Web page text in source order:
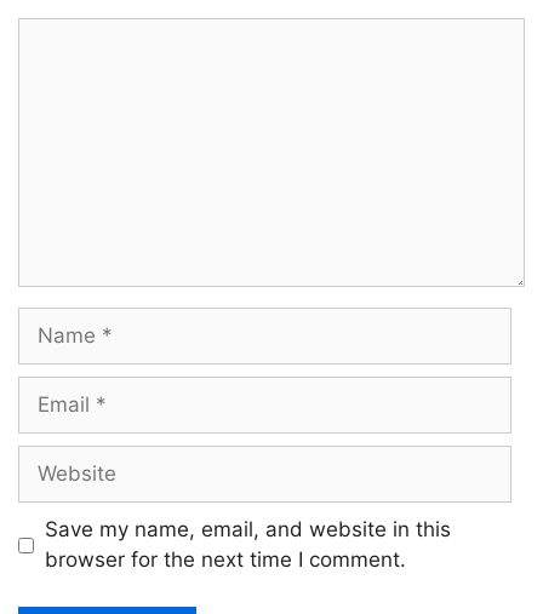
Name
Email
Website
Save my name, email, and website in this
browser for the next time I comment.